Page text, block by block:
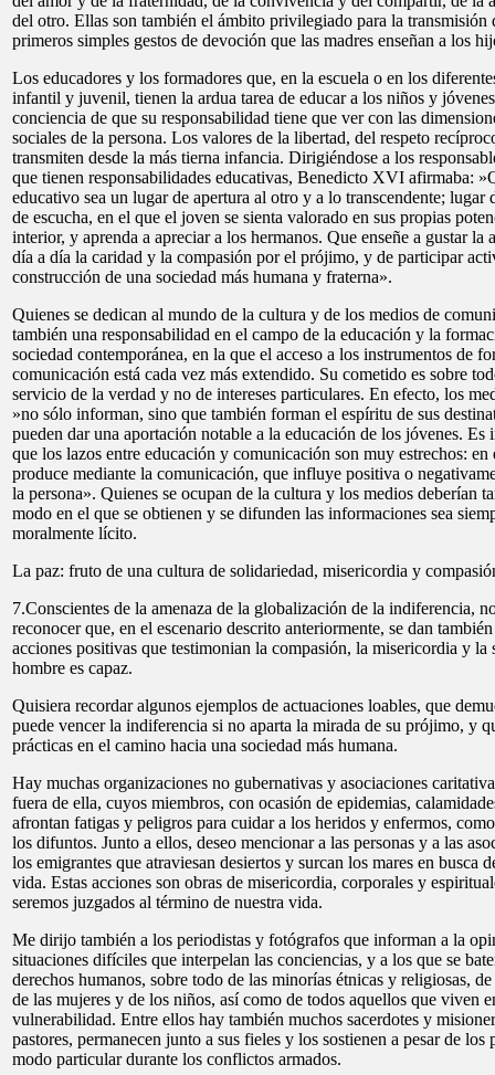
del otro. Ellas son también el ámbito privilegiado para la transmisión
primeros simples gestos de devoción que las madres enseñan a los
Los educadores y los formadores que, en la escuela o en los
infantil y juvenil, tienen la ardua tarea de educar a los niños y
conciencia de que su responsabilidad tiene que ver con las
sociales de la persona. Los valores de la libertad, del respeto
transmiten desde la más tierna infancia. Dirigiéndose a los
que tienen responsabilidades educativas, Benedicto XVI afirmaba:
educativo sea un lugar de apertura al otro y a lo transcendente; lugar
de escucha, en el que el joven se sienta valorado en sus propias
interior, y aprenda a apreciar a los hermanos. Que enseñe a gustar
día a día la caridad y la compasión por el prójimo, y de participar
construcción de una sociedad más humana y fraterna».
Quienes se dedican al mundo de la cultura y de los medios de
también una responsabilidad en el campo de la educación y la
sociedad contemporánea, en la que el acceso a los instrumentos de
comunicación está cada vez más extendido. Su cometido es sobre
servicio de la verdad y no de intereses particulares. En efecto, los
»no sólo informan, sino que también forman el espíritu de sus
pueden dar una aportación notable a la educación de los jóvenes. Es
que los lazos entre educación y comunicación son muy estrechos: en
produce mediante la comunicación, que influye positiva o
la persona». Quienes se ocupan de la cultura y los medios deberían
modo en el que se obtienen y se difunden las informaciones sea
moralmente lícito.
La paz: fruto de una cultura de solidariedad, misericordia y
7.Conscientes de la amenaza de la globalización de la indiferencia,
reconocer que, en el escenario descrito anteriormente, se dan
acciones positivas que testimonian la compasión, la misericordia y la
hombre es capaz.
Quisiera recordar algunos ejemplos de actuaciones loables, que
puede vencer la indiferencia si no aparta la mirada de su prójimo, y
prácticas en el camino hacia una sociedad más humana.
Hay muchas organizaciones no gubernativas y asociaciones
fuera de ella, cuyos miembros, con ocasión de epidemias,
afrontan fatigas y peligros para cuidar a los heridos y enfermos,
los difuntos. Junto a ellos, deseo mencionar a las personas y a las
los emigrantes que atraviesan desiertos y surcan los mares en busca
vida. Estas acciones son obras de misericordia, corporales y
seremos juzgados al término de nuestra vida.
Me dirijo también a los periodistas y fotógrafos que informan a la
situaciones difíciles que interpelan las conciencias, y a los que se
derechos humanos, sobre todo de las minorías étnicas y religiosas,
de las mujeres y de los niños, así como de todos aquellos que viven
vulnerabilidad. Entre ellos hay también muchos sacerdotes y
pastores, permanecen junto a sus fieles y los sostienen a pesar de
modo particular durante los conflictos armados.